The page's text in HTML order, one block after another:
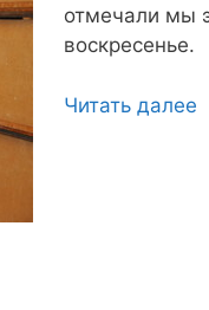
отмечали мы
воскресенье.
Читать далее